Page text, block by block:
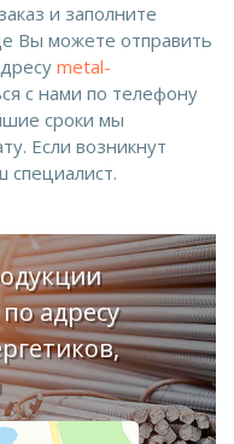
и заполните
Вы можете отправить
metal-
с нами по телефону
сроки мы
Если возникнут
специалист.
адресу